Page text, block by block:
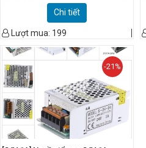
Chi tiết
Lượt mua: 199
-21%